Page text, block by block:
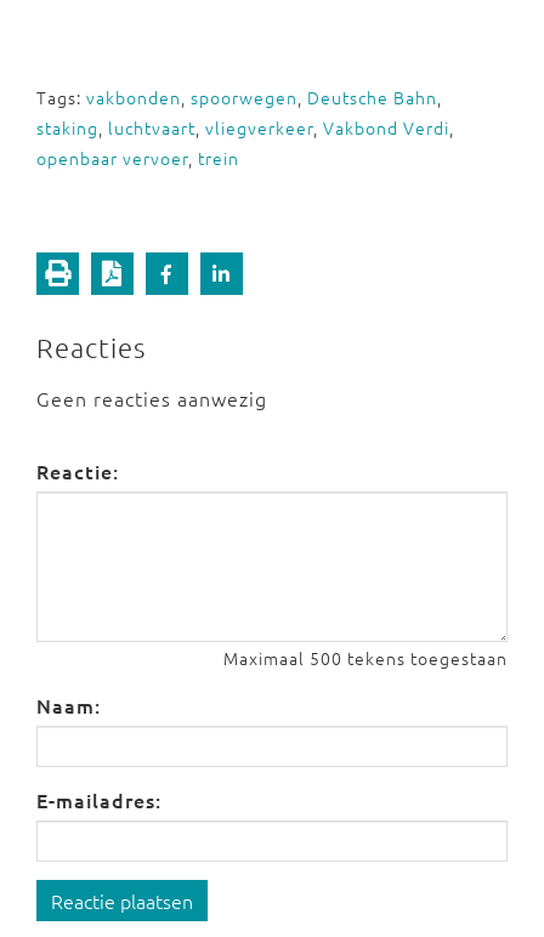
Tags: vakbonden, spoorwegen, Deutsche Bahn,
staking, luchtvaart, vliegverkeer, Vakbond Verdi,
openbaar vervoer, trein
Reacties
Geen reacties aanwezig
Reactie:
Maximaal 500 tekens toegestaan
Naam:
E-mailadres:
Reactie plaatsen